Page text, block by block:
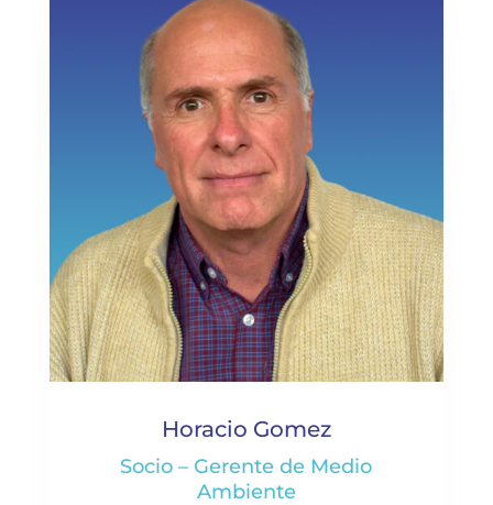
Horacio Gomez
Socio – Gerente de Medio
Ambiente